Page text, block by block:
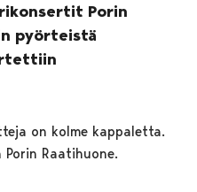
Porin
pyörteistä
on kolme kappaletta.
Raatihuone.